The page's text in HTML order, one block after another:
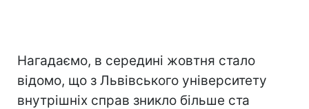
Нагадаємо, в середині жовтня стало
відомо, що з Львівського університету
внутрішніх справ зникло більше ста